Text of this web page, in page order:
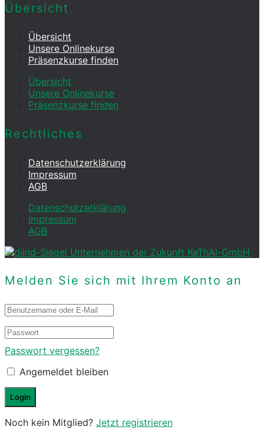
Übersicht
Übersicht
Unsere Onlinekurse
Präsenzkurse finden
Übersicht
Unsere Onlinekurse
Präsenzkurse finden
Rechtliches
Datenschutz­erklärung
Impressum
AGB
Datenschutz­erklärung
Impressum
AGB
Melden Sie sich mit Ihrem Konto an
Passwort vergessen?
Angemeldet bleiben
Noch kein Mitglied? Jetzt registrieren